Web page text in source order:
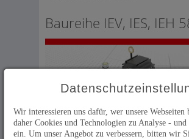
Baureihe IEV, IES, IEH
Inkrementaldrehgeber mit fester
Auflösung.
Wir interessieren uns dafür, wer unsere Webseiten
daher Cookies und Technologien zu Analyse -
ein. Um unser Angebot zu verbessern, bitten wir